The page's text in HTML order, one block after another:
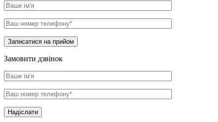
Записатися на прийом
Замовити дзвінок
Надіслати